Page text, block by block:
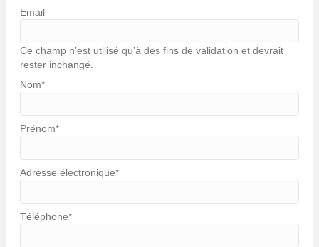
Email
Ce champ n’est utilisé qu’à des fins de validation et devrait
rester inchangé.
Nom*
Prénom*
Adresse électronique*
Téléphone*